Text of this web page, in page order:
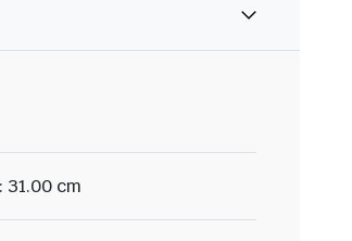
31.00 cm